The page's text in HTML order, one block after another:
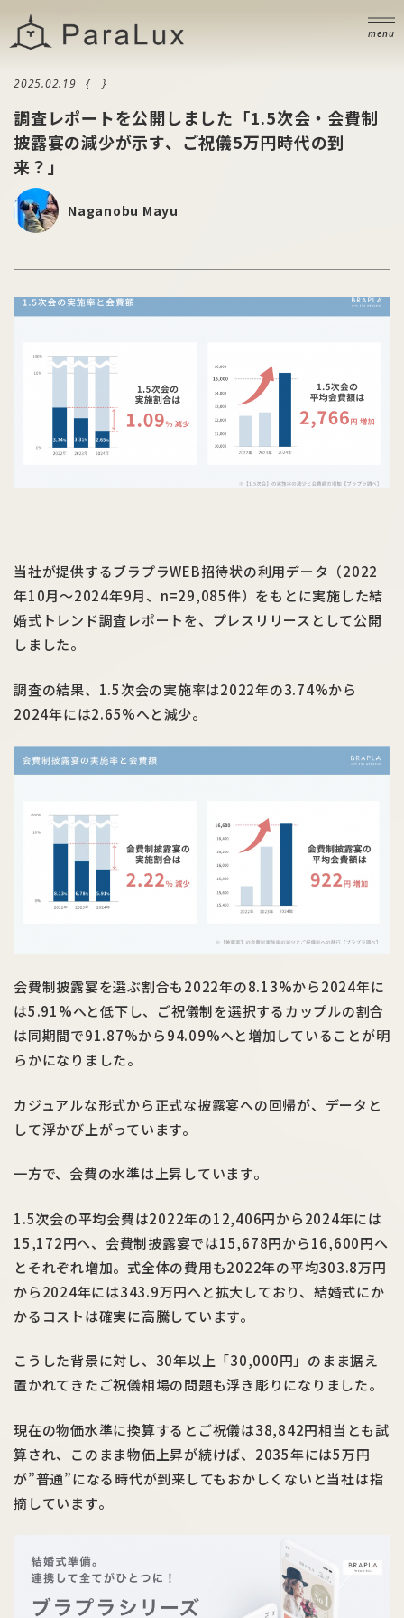
menu
NEWS
ブログ
CONTACT
2025.02.19
調査レポートを公開しました「1.5次会・会費制
披露宴の減少が示す、ご祝儀5万円時代の到
来？」
Naganobu Mayu
当社が提供するブラプラWEB招待状の利用データ（2022
年10月〜2024年9月、n=29,085件）をもとに実施した結
婚式トレンド調査レポートを、プレスリリースとして公開
しました。
調査の結果、1.5次会の実施率は2022年の3.74%から
2024年には2.65%へと減少。
会費制披露宴を選ぶ割合も2022年の8.13%から2024年に
は5.91%へと低下し、ご祝儀制を選択するカップルの割合
は同期間で91.87%から94.09%へと増加していることが明
らかになりました。
カジュアルな形式から正式な披露宴への回帰が、データと
して浮かび上がっています。
一方で、会費の水準は上昇しています。
1.5次会の平均会費は2022年の12,406円から2024年には
15,172円へ、会費制披露宴では15,678円から16,600円へ
とそれぞれ増加。式全体の費用も2022年の平均303.8万円
から2024年には343.9万円へと拡大しており、結婚式にか
かるコストは確実に高騰しています。
こうした背景に対し、30年以上「30,000円」のまま据え
置かれてきたご祝儀相場の問題も浮き彫りになりました。
現在の物価水準に換算するとご祝儀は38,842円相当とも試
算され、このまま物価上昇が続けば、2035年には5万円
が”普通”になる時代が到来してもおかしくないと当社は指
摘しています。